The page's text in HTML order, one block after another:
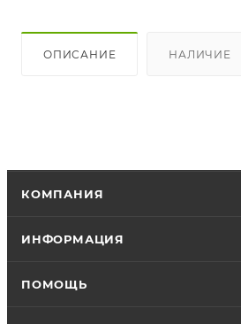
ОПИСАНИЕ НАЛИЧИЕ
КОМПАНИЯ
ИНФОРМАЦИЯ
ПОМОЩЬ